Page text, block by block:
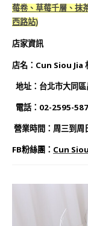
莓卷、草莓千層、抹
西路站)
店家資訊
店名：Cun Siou Jia
地址：台北市大同
電話：02-2595-
營業時間：周三到
FB粉絲團： Cun